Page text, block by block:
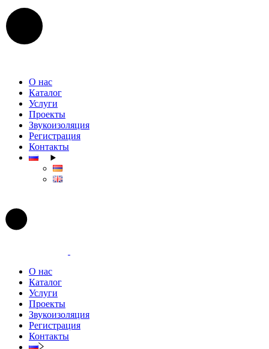
Skip
to
the
content
О нас
Каталог
Услуги
Проекты
Звукоизоляция
Регистрация
Контакты
О нас
Каталог
Услуги
Проекты
Звукоизоляция
Регистрация
Контакты